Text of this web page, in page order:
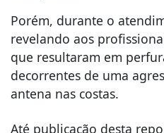
Porém, durante o
revelando aos
que resultaram em
decorrentes de uma
antena nas costas.
Até publicação desta